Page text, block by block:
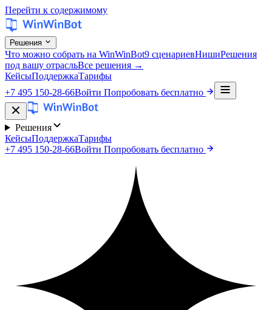
Перейти к содержимому
Решения
Что можно собрать на WinWinBot9 сценариевНишиРешения
под вашу отрасльВсе решения →
КейсыПоддержкаТарифы
+7 495 150-28-66Войти Попробовать бесплатно
Решения
КейсыПоддержкаТарифы
+7 495 150-28-66Войти Попробовать бесплатно